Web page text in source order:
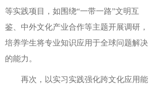
等实践项目，如围绕“一带一路”文明互
鉴、中外文化产业合作等主题开展调研，
培养学生将专业知识应用于全球问题解决
的能力。
再次，以实习实践强化跨文化应用能